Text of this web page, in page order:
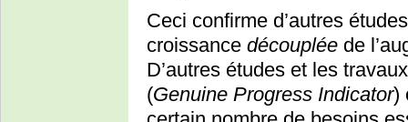
Ceci confirme d’autres
croissance découplée de
D’autres études et les
(Genuine Progress Indicator)